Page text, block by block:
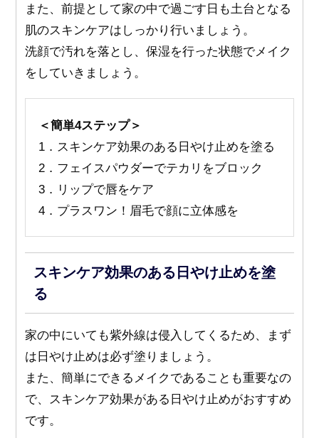
また、前提として家の中で過ごす日も土台となる
肌のスキンケアはしっかり行いましょう。
洗顔で汚れを落とし、保湿を行った状態でメイク
をしていきましょう。
＜簡単4ステップ＞
1．スキンケア効果のある日やけ止めを塗る
2．フェイスパウダーでテカリをブロック
3．リップで唇をケア
4．プラスワン！眉毛で顔に立体感を
スキンケア効果のある日やけ止めを塗
る
家の中にいても紫外線は侵入してくるため、まず
は日やけ止めは必ず塗りましょう。
また、簡単にできるメイクであることも重要なの
で、スキンケア効果がある日やけ止めがおすすめ
です。